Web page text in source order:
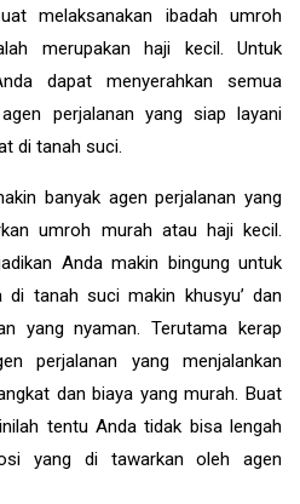
melaksanakan ibadah umroh
merupakan haji kecil. Untuk
dapat menyerahkan semua
perjalanan yang siap layani
di tanah suci.
banyak agen perjalanan yang
umroh murah atau haji kecil.
Anda makin bingung untuk
di tanah suci makin khusyu’ dan
yang nyaman. Terutama kerap
perjalanan yang menjalankan
dan biaya yang murah. Buat
tentu Anda tidak bisa lengah
yang di tawarkan oleh agen